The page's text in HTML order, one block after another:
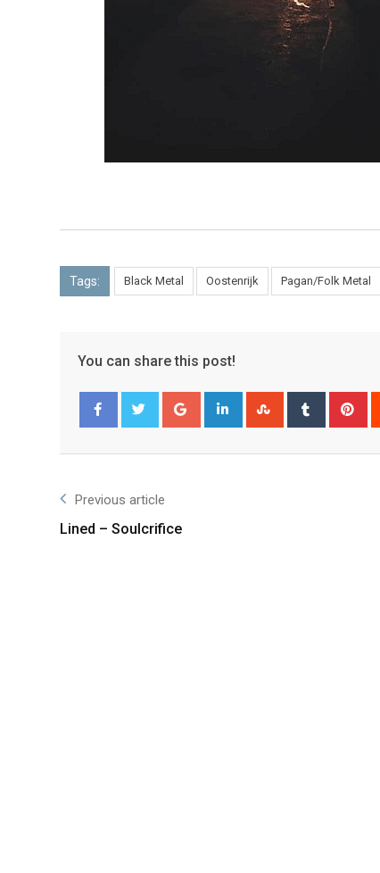
Tags: Black Metal Oostenrijk Pagan/Folk Metal
You can share this post!
Previous article
Lined – Soulcrifice